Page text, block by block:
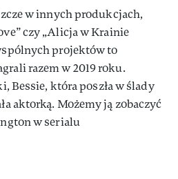
w innych produkcjach,
czy „Alicja w Krainie
projektów to
razem w 2019 roku.
Bessie, która poszła w ślady
aktorką. Możemy ją zobaczyć
w serialu